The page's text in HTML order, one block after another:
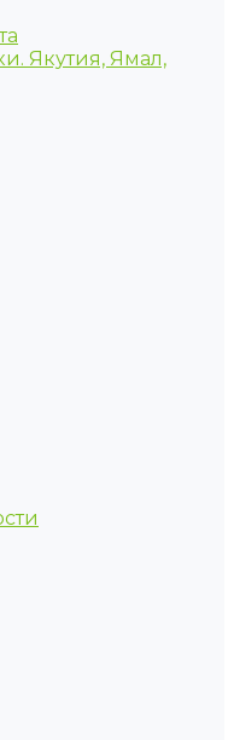
Якутия, Ямал,